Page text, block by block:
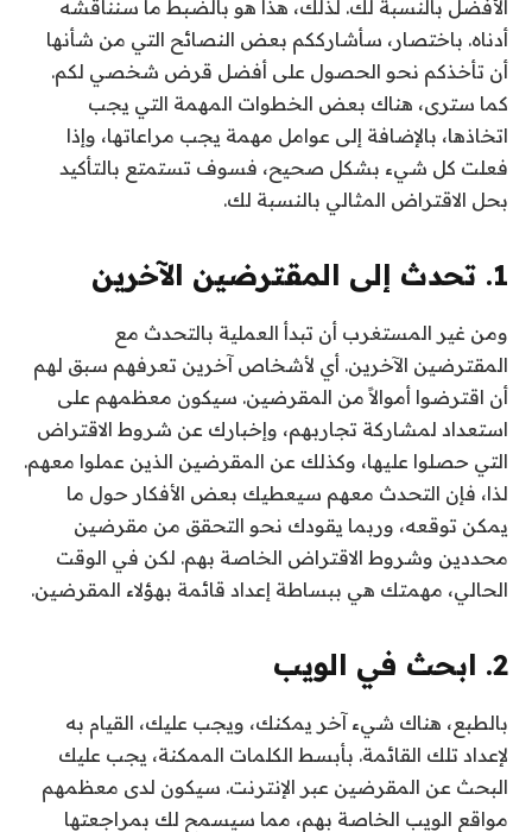
الأفضل بالنسبة لك. لذلك، هذا هو بالضبط ما سنناقشه
أدناه. باختصار، سأشارككم بعض النصائح التي من شأنها
أن تأخذكم نحو الحصول على أفضل قرض شخصي لكم.
كما سترى، هناك بعض الخطوات المهمة التي يجب
اتخاذها، بالإضافة إلى عوامل مهمة يجب مراعاتها، وإذا
فعلت كل شيء بشكل صحيح، فسوف تستمتع بالتأكيد
بحل الاقتراض المثالي بالنسبة لك.
1. تحدث إلى المقترضين الآخرين
ومن غير المستغرب أن تبدأ العملية بالتحدث مع
المقترضين الآخرين. أي لأشخاص آخرين تعرفهم سبق لهم
أن اقترضوا أموالاً من المقرضين. سيكون معظمهم على
استعداد لمشاركة تجاربهم، وإخبارك عن شروط الاقتراض
التي حصلوا عليها، وكذلك عن المقرضين الذين عملوا معهم.
لذا، فإن التحدث معهم سيعطيك بعض الأفكار حول ما
يمكن توقعه، وربما يقودك نحو التحقق من مقرضين
محددين وشروط الاقتراض الخاصة بهم. لكن في الوقت
الحالي، مهمتك هي ببساطة إعداد قائمة بهؤلاء المقرضين.
2. ابحث في الويب
بالطبع، هناك شيء آخر يمكنك، ويجب عليك، القيام به
لإعداد تلك القائمة. بأبسط الكلمات الممكنة، يجب عليك
البحث عن المقرضين عبر الإنترنت. سيكون لدى معظمهم
مواقع الويب الخاصة بهم، مما سيسمح لك بمراجعتها